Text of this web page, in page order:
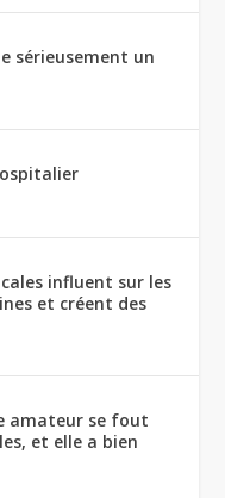
sérieusement un
influent sur les
et créent des
amateur se fout
et elle a bien